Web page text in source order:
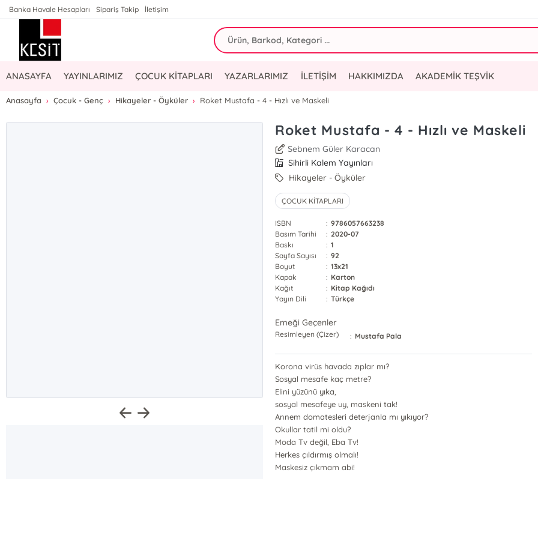
Banka Havale Hesapları Sipariş Takip İletişim
ANASAYFA YAYINLARIMIZ ÇOCUK KİTAPLARI YAZARLARIMIZ İLETİŞİM HAKKIMIZDA AKADEMİK TEŞVİK
Anasayfa Çocuk - Genç Hikayeler - Öyküler Roket Mustafa - 4 - Hızlı ve Maskeli
Roket Mustafa - 4 - Hızlı ve Maskeli
Sebnem Güler Karacan
Sihirli Kalem Yayınları
Hikayeler - Öyküler
ÇOCUK KİTAPLARI
ISBN : 9786057663238
Basım Tarihi
: 2020-07
Baskı
: 1
Sayfa Sayısı
: 92
Boyut
: 13x21
Kapak
: Karton
Kağıt
: Kitap Kağıdı
Yayın Dili
: Türkçe
Emeği Geçenler
Resimleyen (Çizer) : Mustafa Pala
Korona virüs havada zıplar mı?
Sosyal mesafe kaç metre?
Elini yüzünü yıka,
sosyal mesafeye uy, maskeni tak!
Annem domatesleri deterjanla mı yıkıyor?
Okullar tatil mi oldu?
Moda Tv değil, Eba Tv!
Herkes çıldırmış olmalı!
Maskesiz çıkmam abi!